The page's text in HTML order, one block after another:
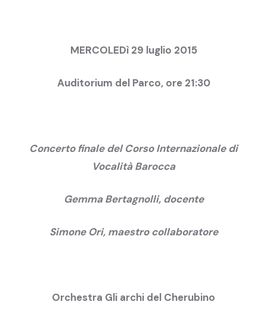
MERCOLEDì 29 luglio 2015
Auditorium del Parco, ore 21:30
Concerto finale del Corso Internazionale di
Vocalità Barocca
Gemma Bertagnolli, docente
Simone Ori, maestro collaboratore
Orchestra Gli archi del Cherubino